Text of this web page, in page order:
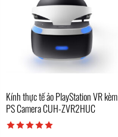
Kính thực tế ảo PlayStation VR kèm
PS Camera CUH-ZVR2HUC